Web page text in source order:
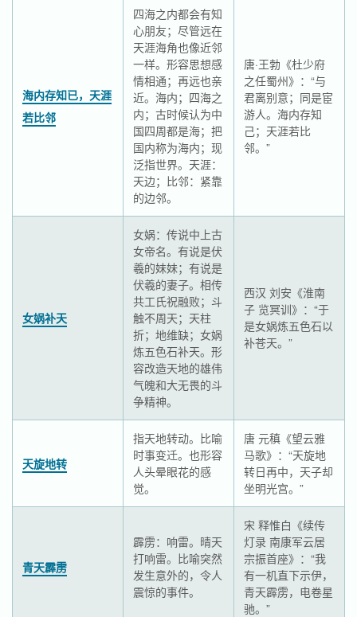
海内存知已，天涯
若比邻
四海之内都会有知
心朋友；尽管远在
天涯海角也像近邻
一样。形容思想感
情相通；再远也亲
近。海内；四海之
内；古时候认为中
国四周都是海；把
国内称为海内；现
泛指世界。天涯：
天边；比邻：紧靠
的边邻。
唐·王勃《杜少府
之任蜀州》：“与
君离别意；同是宦
游人。海内存知
己；天涯若比
邻。”
女娲补天
女娲：传说中上古
女帝名。有说是伏
羲的妹妹；有说是
伏羲的妻子。相传
共工氏祝融败；斗
触不周天；天柱
折；地维缺；女娲
炼五色石补天。形
容改造天地的雄伟
气魄和大无畏的斗
争精神。
西汉 刘安《淮南
子 览冥训》：“于
是女娲炼五色石以
补苍天。”
天旋地转
指天地转动。比喻
时事变迁。也形容
人头晕眼花的感
觉。
唐 元稹《望云雅
马歌》：“天旋地
转日再中，天子却
坐明光宫。”
青天霹雳
霹雳：响雷。晴天
打响雷。比喻突然
发生意外的，令人
震惊的事件。
宋 释惟白《续传
灯录 南康军云居
宗振首座》：“我
有一机直下示伊，
青天霹雳，电卷星
驰。”